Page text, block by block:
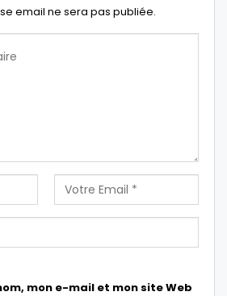
email ne sera pas publiée.
mon e-mail et mon site Web